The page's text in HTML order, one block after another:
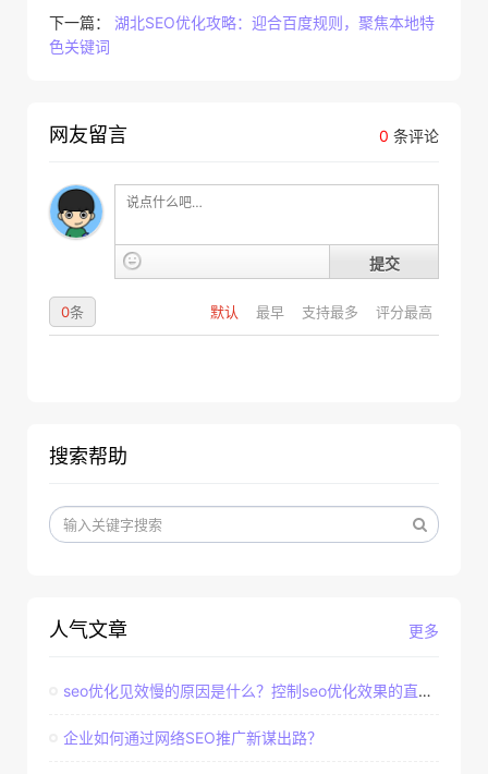
下一篇： 湖北SEO优化攻略：迎合百度规则，聚焦本地特
色关键词
0 条评论
网友留言
提交
默认 最早 支持最多 评分最高
0条
搜索帮助
更多
人气文章
seo优化见效慢的原因是什么？控制seo优化效果的直接因素
企业如何通过网络SEO推广新谋出路？